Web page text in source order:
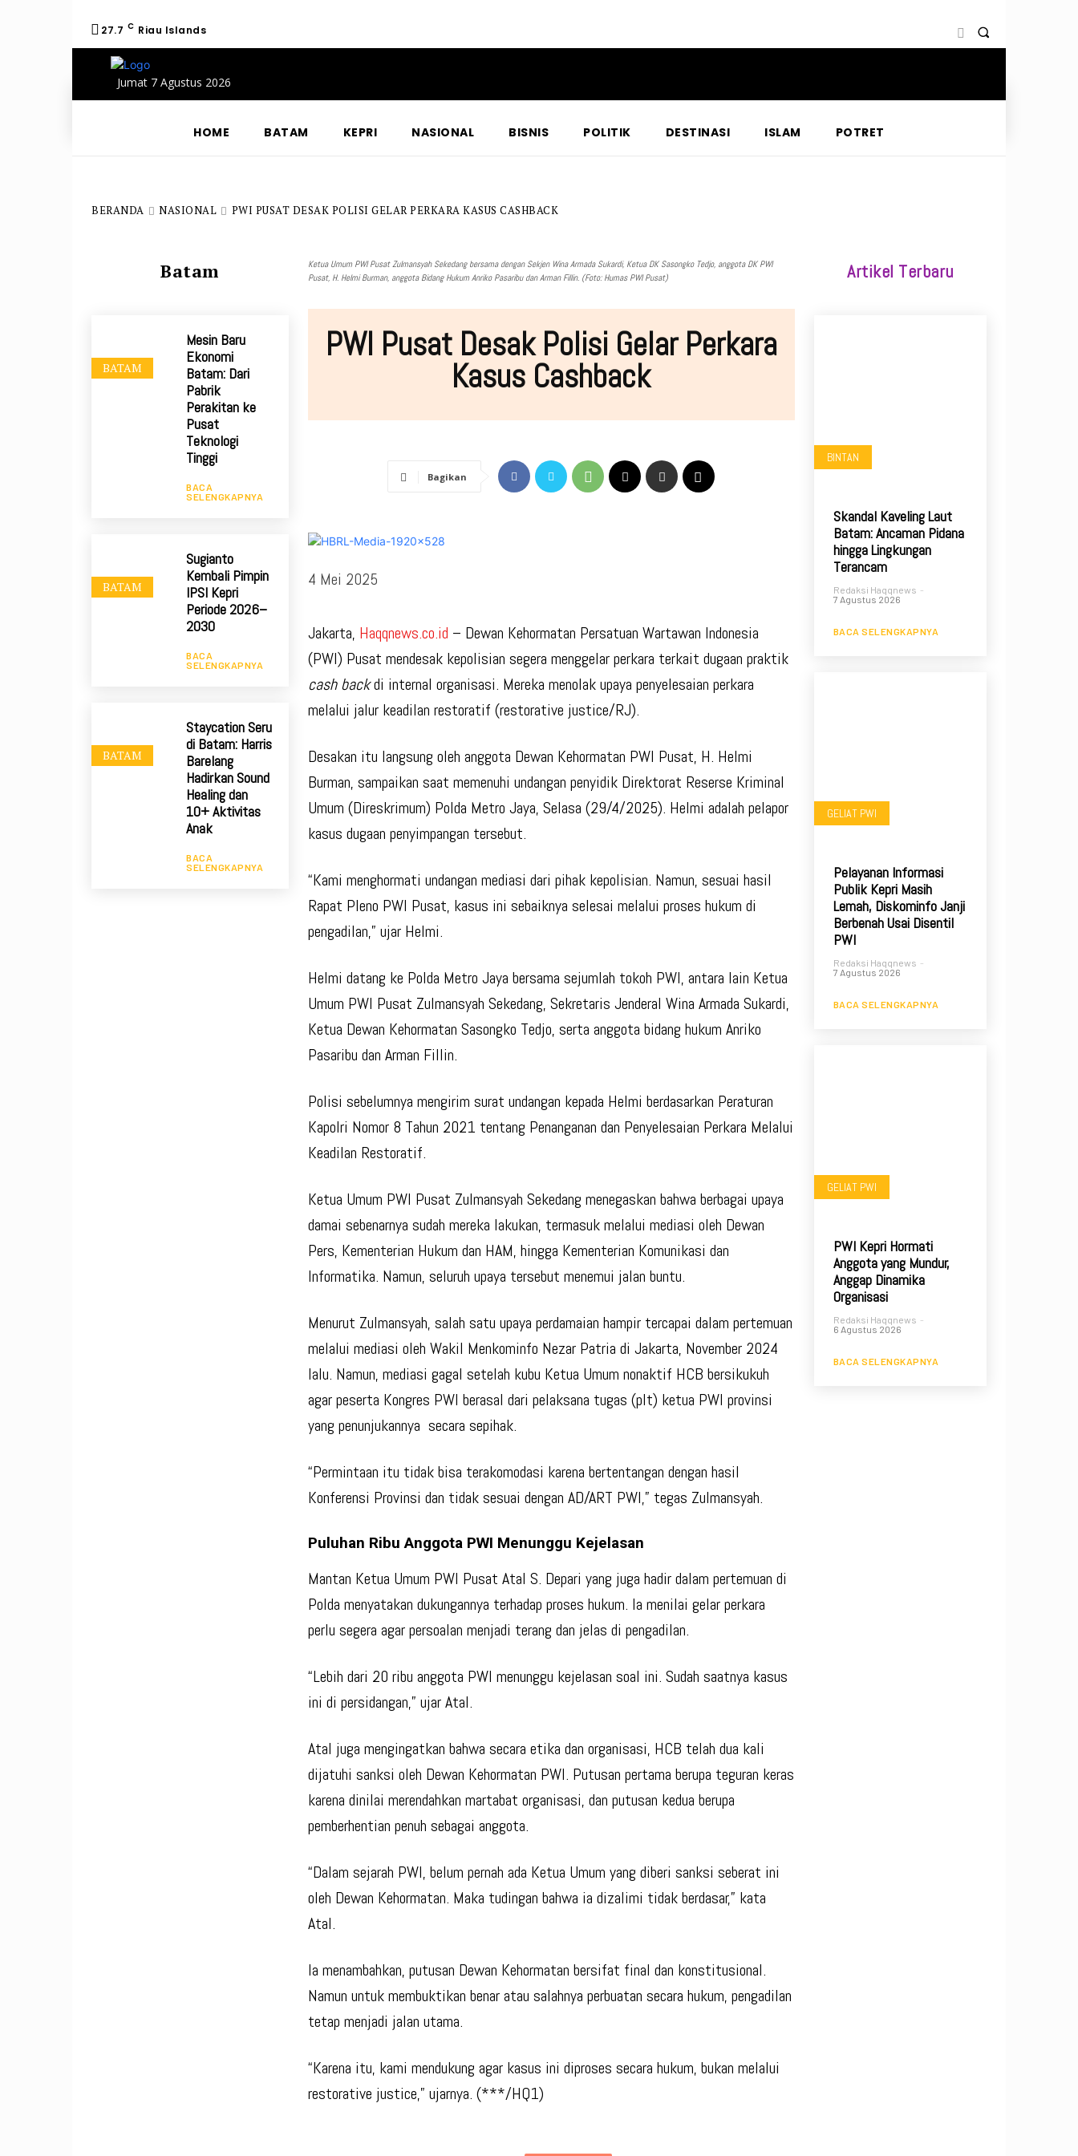
27.7 C Riau Islands
Jumat 7 Agustus 2026
HOME BATAM KEPRI NASIONAL BISNIS POLITIK DESTINASI ISLAM POTRET
BERANDA NASIONAL PWI PUSAT DESAK POLISI GELAR PERKARA KASUS CASHBACK
Batam
BATAM
Mesin Baru
Ekonomi
Batam: Dari
Pabrik
Perakitan ke
Pusat
Teknologi
Tinggi
BACA
SELENGKAPNYA
BATAM
Sugianto
Kembali Pimpin
IPSI Kepri
Periode 2026–
2030
BACA
SELENGKAPNYA
BATAM
Staycation Seru
di Batam: Harris
Barelang
Hadirkan Sound
Healing dan
10+ Aktivitas
Anak
BACA
SELENGKAPNYA
Ketua Umum PWI Pusat Zulmansyah Sekedang bersama dengan Sekjen Wina Armada Sukardi, Ketua DK Sasongko Tedjo, anggota DK PWI
Pusat, H. Helmi Burman, anggota Bidang Hukum Anriko Pasaribu dan Arman Fillin. (Foto: Humas PWI Pusat)
PWI Pusat Desak Polisi Gelar Perkara
Kasus Cashback
Bagikan
4 Mei 2025
Jakarta, Haqqnews.co.id – Dewan Kehormatan Persatuan Wartawan Indonesia
(PWI) Pusat mendesak kepolisian segera menggelar perkara terkait dugaan praktik
cash backdi internal organisasi. Mereka menolak upaya penyelesaian perkara
melalui jalur keadilan restoratif (restorative justice/RJ).
Desakan itu langsung oleh anggota Dewan Kehormatan PWI Pusat, H. Helmi
Burman, sampaikan saat memenuhi undangan penyidik Direktorat Reserse Kriminal
Umum (Direskrimum) Polda Metro Jaya, Selasa (29/4/2025). Helmi adalah pelapor
kasus dugaan penyimpangan tersebut.
“Kami menghormati undangan mediasi dari pihak kepolisian. Namun, sesuai hasil
Rapat Pleno PWI Pusat, kasus ini sebaiknya selesai melalui proses hukum di
pengadilan,” ujar Helmi.
Helmi datang ke Polda Metro Jaya bersama sejumlah tokoh PWI, antara lain Ketua
Umum PWI Pusat Zulmansyah Sekedang, Sekretaris Jenderal Wina Armada Sukardi,
Ketua Dewan Kehormatan Sasongko Tedjo, serta anggota bidang hukum Anriko
Pasaribu dan Arman Fillin.
Polisi sebelumnya mengirim surat undangan kepada Helmi berdasarkan Peraturan
Kapolri Nomor 8 Tahun 2021 tentang Penanganan dan Penyelesaian Perkara Melalui
Keadilan Restoratif.
Ketua Umum PWI Pusat Zulmansyah Sekedang menegaskan bahwa berbagai upaya
damai sebenarnya sudah mereka lakukan, termasuk melalui mediasi oleh Dewan
Pers, Kementerian Hukum dan HAM, hingga Kementerian Komunikasi dan
Informatika. Namun, seluruh upaya tersebut menemui jalan buntu.
Menurut Zulmansyah, salah satu upaya perdamaian hampir tercapai dalam pertemuan
melalui mediasi oleh Wakil Menkominfo Nezar Patria di Jakarta, November 2024
lalu. Namun, mediasi gagal setelah kubu Ketua Umum nonaktif HCB bersikukuh
agar peserta Kongres PWI berasal dari pelaksana tugas (plt) ketua PWI provinsi
yang penunjukannya secara sepihak.
“Permintaan itu tidak bisa terakomodasi karena bertentangan dengan hasil
Konferensi Provinsi dan tidak sesuai dengan AD/ART PWI,” tegas Zulmansyah.
Puluhan Ribu Anggota PWI Menunggu Kejelasan
Mantan Ketua Umum PWI Pusat Atal S. Depari yang juga hadir dalam pertemuan di
Polda menyatakan dukungannya terhadap proses hukum. Ia menilai gelar perkara
perlu segera agar persoalan menjadi terang dan jelas di pengadilan.
“Lebih dari 20 ribu anggota PWI menunggu kejelasan soal ini. Sudah saatnya kasus
ini di persidangan,” ujar Atal.
Atal juga mengingatkan bahwa secara etika dan organisasi, HCB telah dua kali
dijatuhi sanksi oleh Dewan Kehormatan PWI. Putusan pertama berupa teguran keras
karena dinilai merendahkan martabat organisasi, dan putusan kedua berupa
pemberhentian penuh sebagai anggota.
“Dalam sejarah PWI, belum pernah ada Ketua Umum yang diberi sanksi seberat ini
oleh Dewan Kehormatan. Maka tudingan bahwa ia dizalimi tidak berdasar,” kata
Atal.
Ia menambahkan, putusan Dewan Kehormatan bersifat final dan konstitusional.
Namun untuk membuktikan benar atau salahnya perbuatan secara hukum, pengadilan
tetap menjadi jalan utama.
“Karena itu, kami mendukung agar kasus ini diproses secara hukum, bukan melalui
restorative justice,” ujarnya. (***/HQ1)
Artikel Terbaru
BINTAN
Skandal Kaveling Laut
Batam: Ancaman Pidana
hingga Lingkungan
Terancam
Redaksi Haqqnews -
7 Agustus 2026
BACA SELENGKAPNYA
GELIAT PWI
Pelayanan Informasi
Publik Kepri Masih
Lemah, Diskominfo Janji
Berbenah Usai Disentil
PWI
Redaksi Haqqnews -
7 Agustus 2026
BACA SELENGKAPNYA
GELIAT PWI
PWI Kepri Hormati
Anggota yang Mundur,
Anggap Dinamika
Organisasi
Redaksi Haqqnews -
6 Agustus 2026
BACA SELENGKAPNYA